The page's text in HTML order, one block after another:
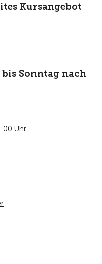
Kursangebot
Sonntag nach
Uhr